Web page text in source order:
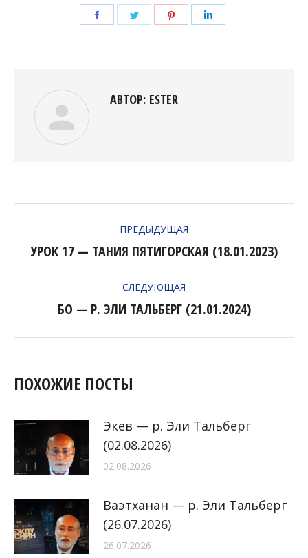
ПоделитьсяПоделитьсяПоделиться
АВТОР: ESTER
ПО
ПРЕДЫДУЩАЯ
Предыдущая
УРОК 17 — ТАНИЯ ПЯТИГОРСКАЯ (18.01.2023)
СЛЕДУЮЩАЯ
Следующая
БО — Р. ЭЛИ ТАЛЬБЕРГ (21.01.2024)
ПОХОЖИЕ ПОСТЫ
Экев — р. Эли Тальберг
(02.08.2026)
02.08.2026
Ваэтханан — р. Эли Тальберг
(26.07.2026)
26.07.2026